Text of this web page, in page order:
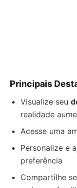
Principais
Visualize seu
realidade
Acesse uma
Personalize e
preferência
Compartilhe